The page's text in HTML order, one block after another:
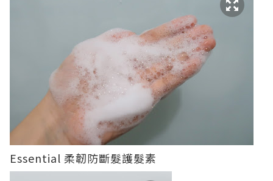
Essential 柔韌防斷髮護髮素